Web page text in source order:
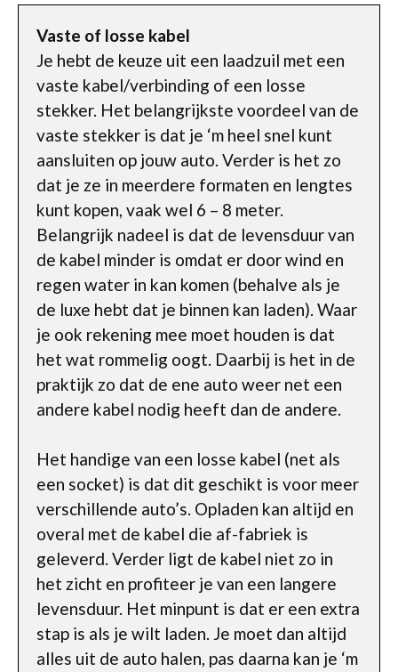
Vaste of losse kabel
Je hebt de keuze uit een laadzuil met een
vaste kabel/verbinding of een losse
stekker. Het belangrijkste voordeel van de
vaste stekker is dat je ‘m heel snel kunt
aansluiten op jouw auto. Verder is het zo
dat je ze in meerdere formaten en lengtes
kunt kopen, vaak wel 6 – 8 meter.
Belangrijk nadeel is dat de levensduur van
de kabel minder is omdat er door wind en
regen water in kan komen (behalve als je
de luxe hebt dat je binnen kan laden). Waar
je ook rekening mee moet houden is dat
het wat rommelig oogt. Daarbij is het in de
praktijk zo dat de ene auto weer net een
andere kabel nodig heeft dan de andere.
Het handige van een losse kabel (net als
een socket) is dat dit geschikt is voor meer
verschillende auto’s. Opladen kan altijd en
overal met de kabel die af-fabriek is
geleverd. Verder ligt de kabel niet zo in
het zicht en profiteer je van een langere
levensduur. Het minpunt is dat er een extra
stap is als je wilt laden. Je moet dan altijd
alles uit de auto halen, pas daarna kan je ‘m